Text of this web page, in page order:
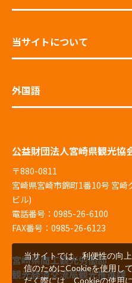
当サイトについて
外国語
公益財団法人宮崎県観光協
〒880-0811
宮崎県宮崎市錦町1番10号 宮
ビル)
電話番号：0985-26-6100
FAX番号：0985-26-6123
宮崎県商工観光労働部
観光経済交流局観光推進課
当サイトでは、利便性の向
信のためにCookieを使用し
だく際には、Cookieの使用